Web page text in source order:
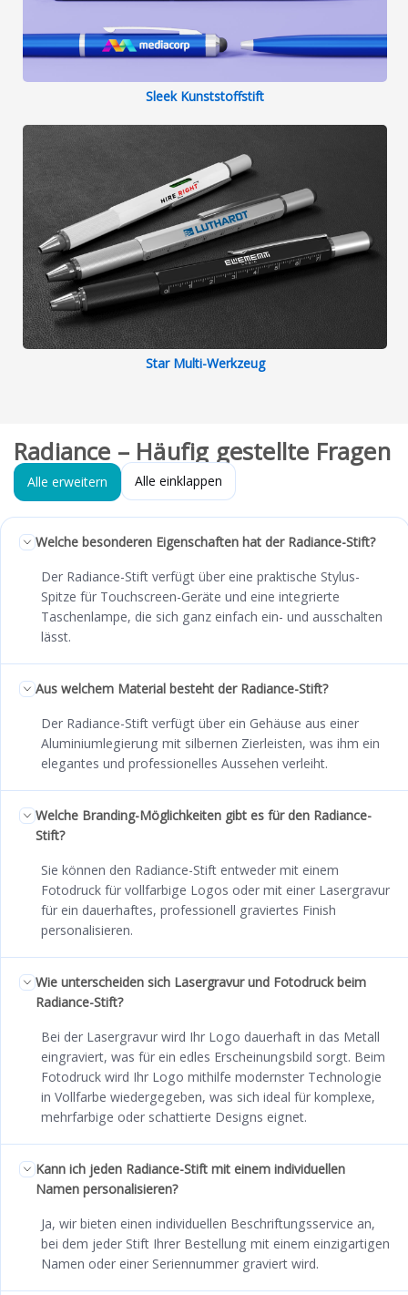
Sleek Kunststoffstift
Star Multi-Werkzeug
Radiance – Häufig gestellte Fragen
Alle erweitern Alle einklappen
Welche besonderen Eigenschaften hat der Radiance-Stift?
Der Radiance-Stift verfügt über eine praktische Stylus-
Spitze für Touchscreen-Geräte und eine integrierte
Taschenlampe, die sich ganz einfach ein- und ausschalten
lässt.
Aus welchem Material besteht der Radiance-Stift?
Der Radiance-Stift verfügt über ein Gehäuse aus einer
Aluminiumlegierung mit silbernen Zierleisten, was ihm ein
elegantes und professionelles Aussehen verleiht.
Welche Branding-Möglichkeiten gibt es für den Radiance-
Stift?
Sie können den Radiance-Stift entweder mit einem
Fotodruck für vollfarbige Logos oder mit einer Lasergravur
für ein dauerhaftes, professionell graviertes Finish
personalisieren.
Wie unterscheiden sich Lasergravur und Fotodruck beim
Radiance-Stift?
Bei der Lasergravur wird Ihr Logo dauerhaft in das Metall
eingraviert, was für ein edles Erscheinungsbild sorgt. Beim
Fotodruck wird Ihr Logo mithilfe modernster Technologie
in Vollfarbe wiedergegeben, was sich ideal für komplexe,
mehrfarbige oder schattierte Designs eignet.
Kann ich jeden Radiance-Stift mit einem individuellen
Namen personalisieren?
Ja, wir bieten einen individuellen Beschriftungsservice an,
bei dem jeder Stift Ihrer Bestellung mit einem einzigartigen
Namen oder einer Seriennummer graviert wird.